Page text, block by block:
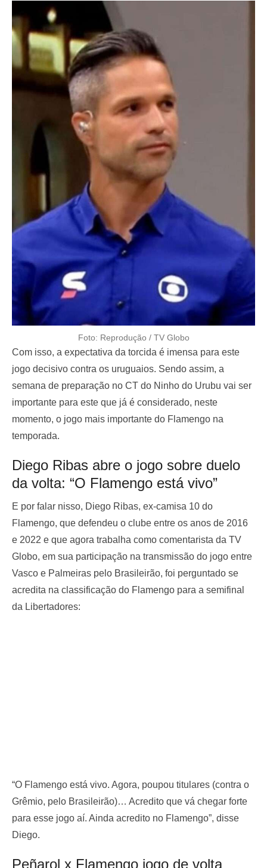
Foto: Reprodução / TV Globo
Com isso, a expectativa da torcida é imensa para este
jogo decisivo contra os uruguaios. Sendo assim, a
semana de preparação no CT do Ninho do Urubu vai ser
importante para este que já é considerado, neste
momento, o jogo mais importante do Flamengo na
temporada.
Diego Ribas abre o jogo sobre duelo
da volta: “O Flamengo está vivo”
E por falar nisso, Diego Ribas, ex-camisa 10 do
Flamengo, que defendeu o clube entre os anos de 2016
e 2022 e que agora trabalha como comentarista da TV
Globo, em sua participação na transmissão do jogo entre
Vasco e Palmeiras pelo Brasileirão, foi perguntado se
acredita na classificação do Flamengo para a semifinal
da Libertadores:
“O Flamengo está vivo. Agora, poupou titulares (contra o
Grêmio, pelo Brasileirão)… Acredito que vá chegar forte
para esse jogo aí. Ainda acredito no Flamengo”, disse
Diego.
Peñarol x Flamengo jogo de volta